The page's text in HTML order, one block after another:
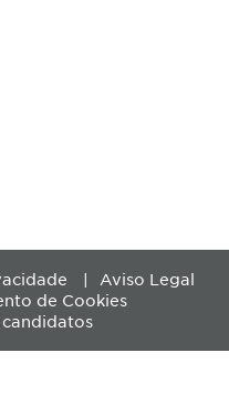
Aviso Legal
de Cookies